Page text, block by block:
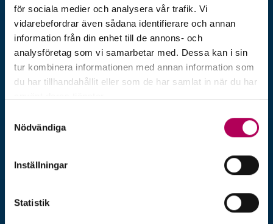
för sociala medier och analysera vår trafik. Vi
vidarebefordrar även sådana identifierare och annan
information från din enhet till de annons- och
analysföretag som vi samarbetar med. Dessa kan i sin
tur kombinera informationen med annan information som
du har tillhandahållit eller som de har samlat in när du har
personuppgifter.
Nödvändiga
Inställningar
Statistik
till företag och banker som har
exportaffärer eller just börjat sin resa ut
i världen.